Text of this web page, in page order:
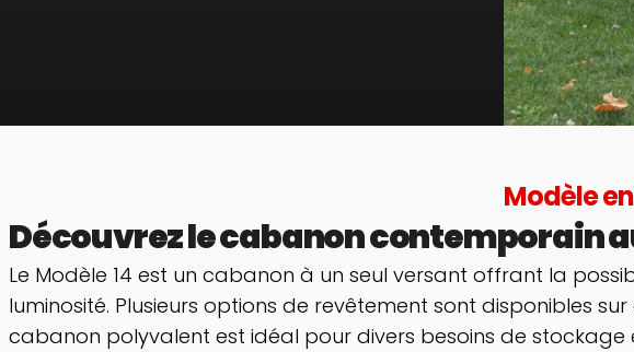
Modèle
Découvrez le cabanon contemporain
Le Modèle 14 est un cabanon à un seul versant offrant la
luminosité. Plusieurs options de revêtement sont disponibles
cabanon polyvalent est idéal pour divers besoins de